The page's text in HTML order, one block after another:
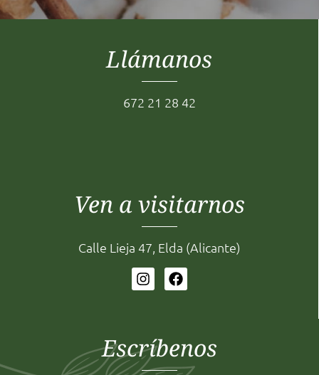
Llámanos
672 21 28 42
Ven a visitarnos
Calle Lieja 47, Elda (Alicante)
Escríbenos